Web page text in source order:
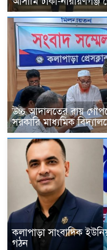
উচ্চ আদালতের রায়
সরকারি মাধ্যমিক
কলাপাড়া সাংবাদিক
গঠন